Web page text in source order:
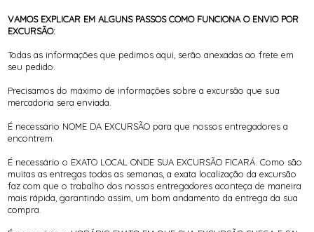
VAMOS EXPLICAR EM ALGUNS PASSOS COMO FUNCIONA O ENVIO POR
EXCURSÃO:
Todas as informações que pedimos aqui, serão anexadas ao frete em
seu pedido.
Precisamos do máximo de informações sobre a excursão que sua
mercadoria sera enviada.
É necessário NOME DA EXCURSÃO para que nossos entregadores a
encontrem.
É necessário o EXATO LOCAL ONDE SUA EXCURSÃO FICARÁ. Como são
muitas as entregas todas as semanas, a exata localização da excursão
faz com que o trabalho dos nossos entregadores aconteça de maneira
mais rápida, garantindo assim, um bom andamento da entrega da sua
compra.